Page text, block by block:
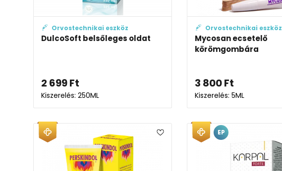
Orvostechnikai eszköz
DulcoSoft belsőleges oldat
2 699Ft
Kiszerelés: 250ML
Orvostechnikai eszköz
Mycosan ecsetelő
körömgombára
3 800Ft
Kiszerelés: 5ML
EP